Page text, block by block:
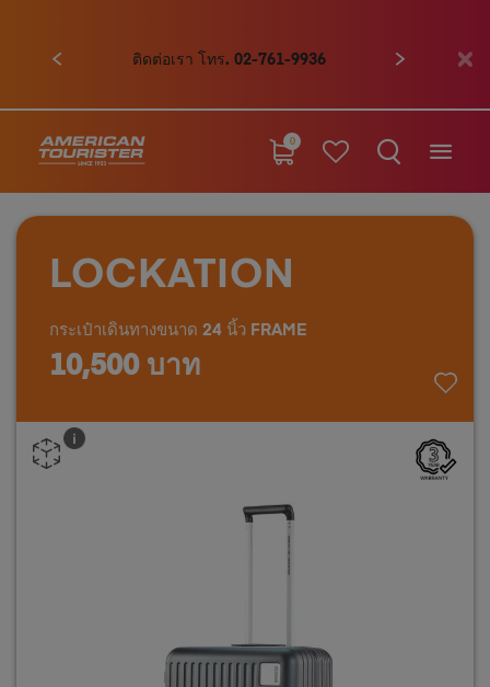
ติดต่อเรา โทร. 02-761-9936
0
LOCKATION
กระเป๋าเดินทางขนาด 24 นิ้ว FRAME
10,500 บาท